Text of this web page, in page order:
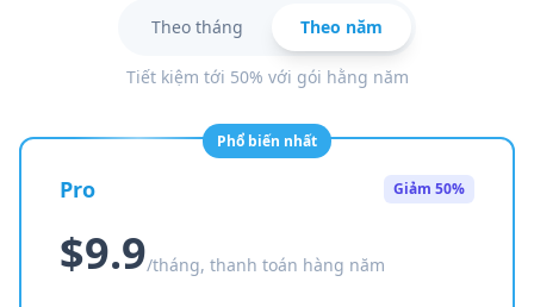
Theo tháng Theo năm
Tiết kiệm tới 50% với gói hằng năm
Phổ biến nhất
Pro Giảm 50%
$9.9/tháng, thanh toán hàng năm